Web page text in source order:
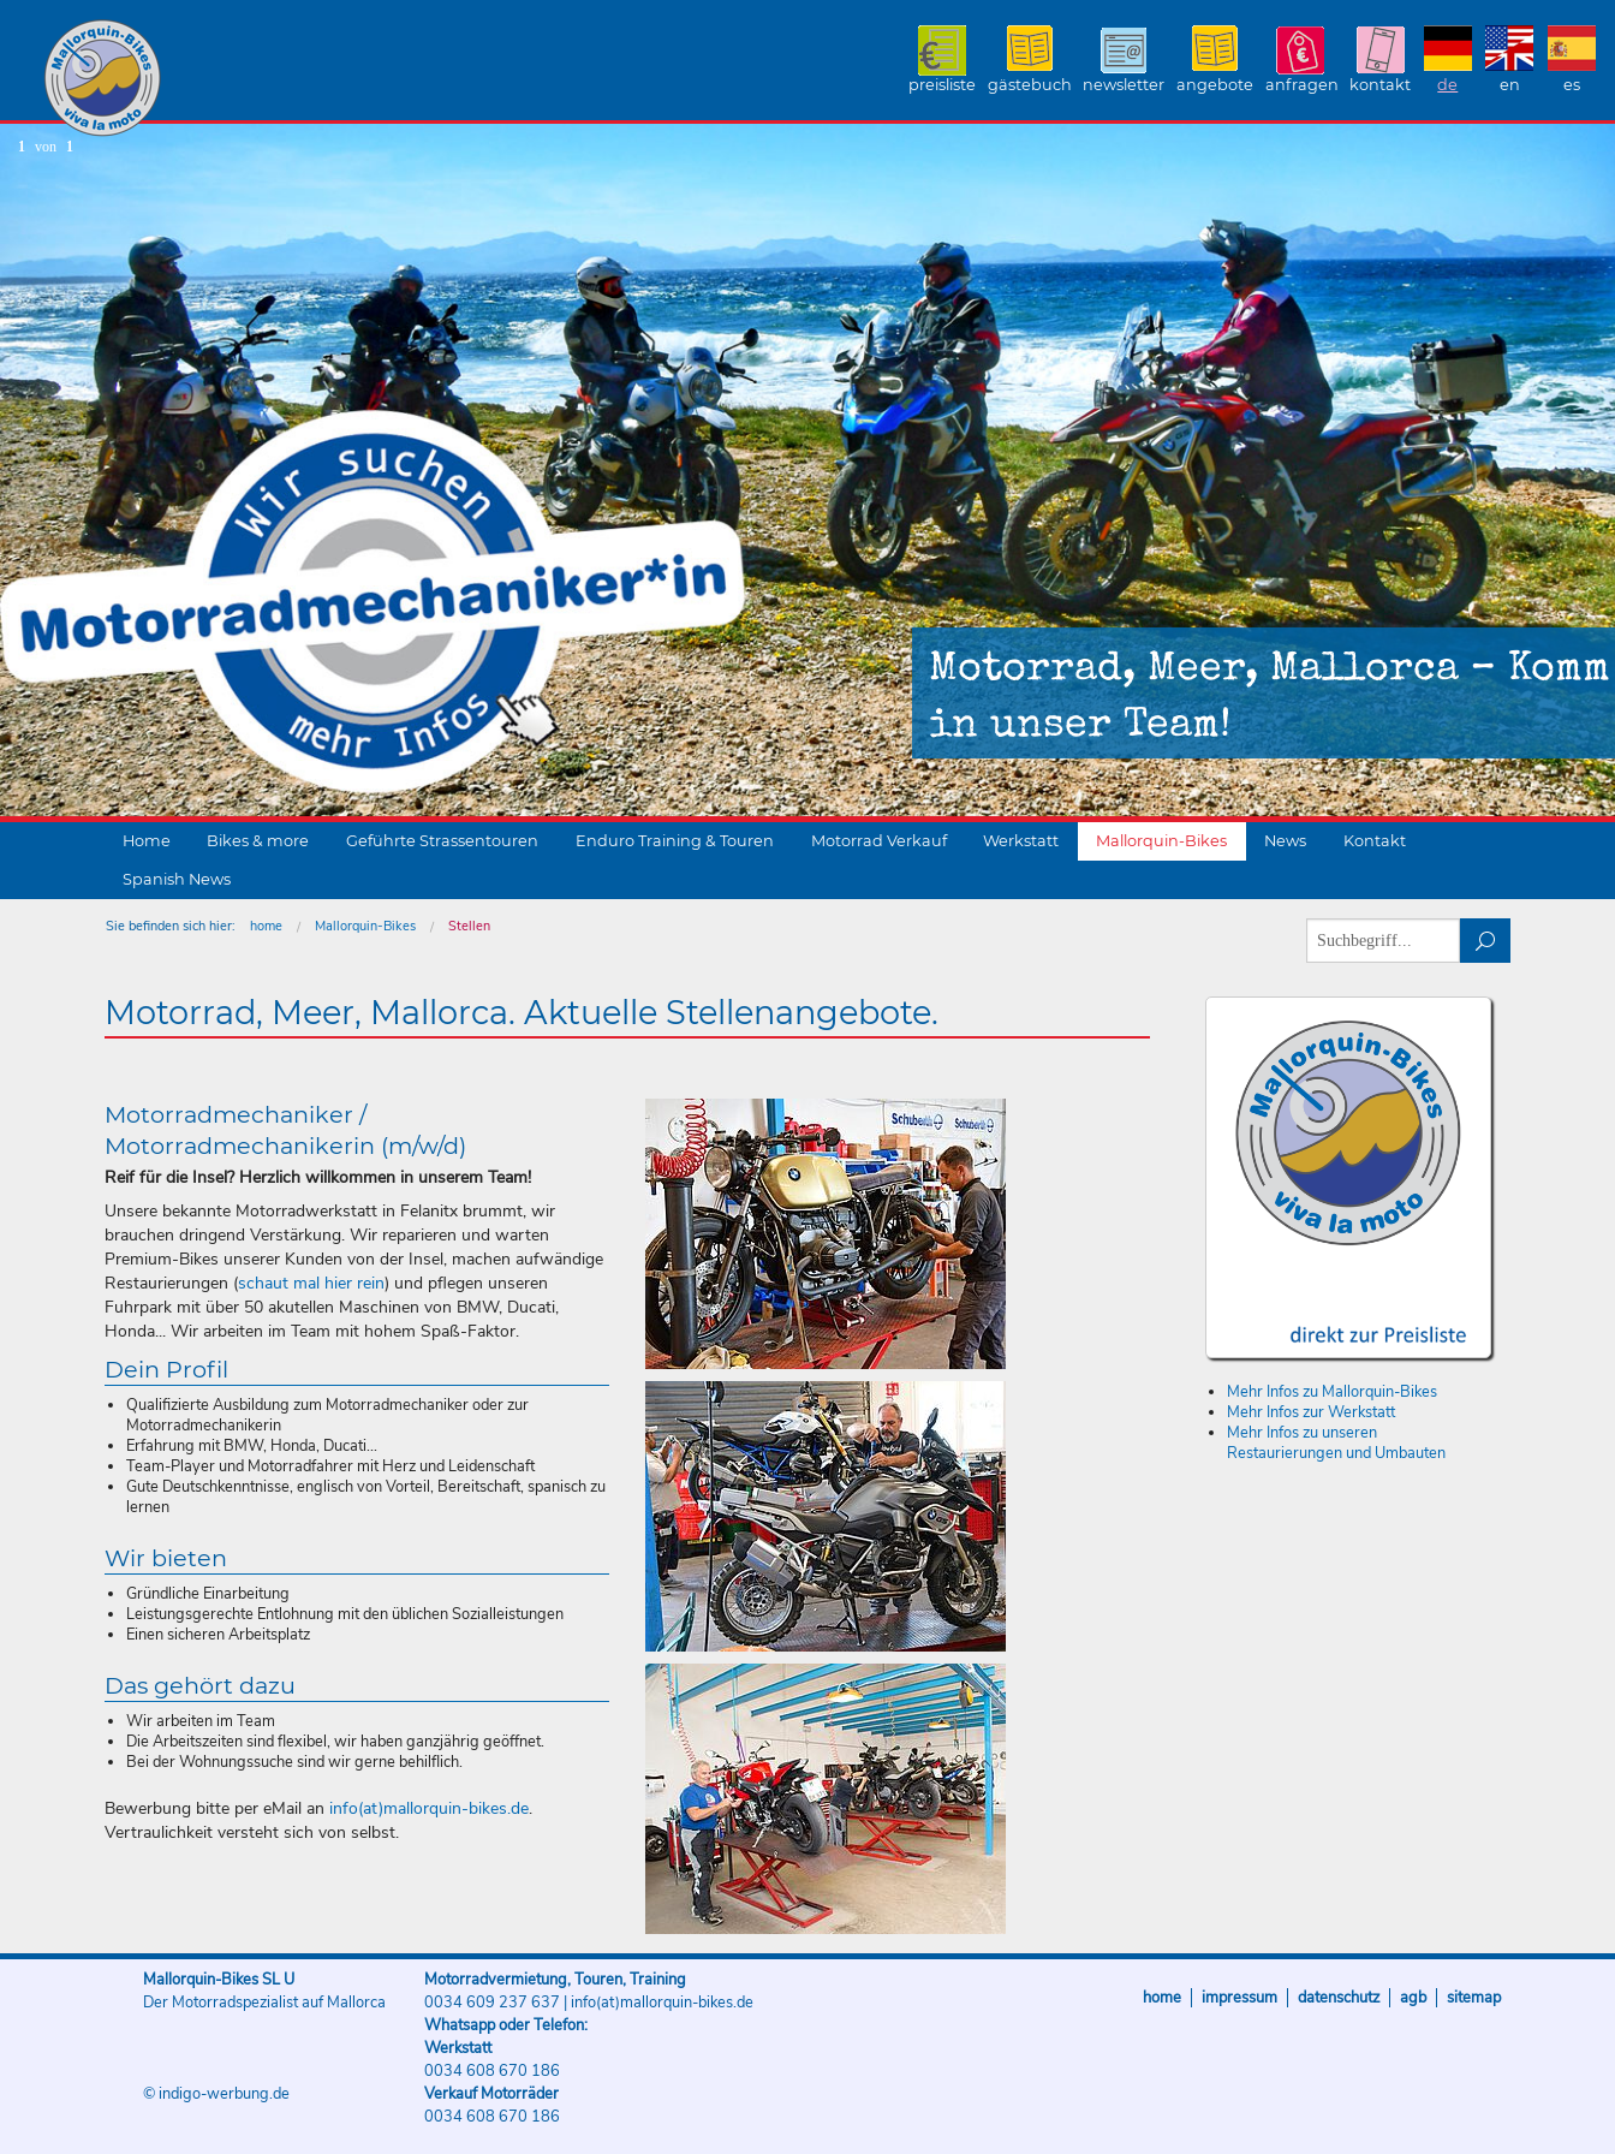
preisliste gästebuch newsletter angebote anfragen kontakt de en es
Motorrad, Meer, Mallorca – Komm
in unser Team!
1 von 1
Home Bikes & more Geführte Strassentouren Enduro Training & Touren Motorrad Verkauf Werkstatt Mallorquin-Bikes News Kontakt
Spanish News
Sie befinden sich hier: home Mallorquin-Bikes
Stellen
Mehr Infos zu Mallorquin-Bikes
Mehr Infos zur Werkstatt
Mehr Infos zu unseren
Restaurierungen und Umbauten
Motorrad, Meer, Mallorca. Aktuelle Stellenangebote.
Motorradmechaniker /
Motorradmechanikerin (m/w/d)
Reif für die Insel? Herzlich willkommen in unserem Team!
Unsere bekannte Motorradwerkstatt in Felanitx brummt, wir
brauchen dringend Verstärkung. Wir reparieren und warten
Premium-Bikes unserer Kunden von der Insel, machen aufwändige
Restaurierungen (schaut mal hier rein) und pflegen unseren
Fuhrpark mit über 50 akutellen Maschinen von BMW, Ducati,
Honda... Wir arbeiten im Team mit hohem Spaß-Faktor.
Dein Profil
Qualifizierte Ausbildung zum Motorradmechaniker oder zur
Motorradmechanikerin
Erfahrung mit BMW, Honda, Ducati...
Team-Player und Motorradfahrer mit Herz und Leidenschaft
Gute Deutschkenntnisse, englisch von Vorteil, Bereitschaft, spanisch zu
lernen
Wir bieten
Gründliche Einarbeitung
Leistungsgerechte Entlohnung mit den üblichen Sozialleistungen
Einen sicheren Arbeitsplatz
Das gehört dazu
Wir arbeiten im Team
Die Arbeitszeiten sind flexibel, wir haben ganzjährig geöffnet.
Bei der Wohnungssuche sind wir gerne behilflich.
Bewerbung bitte per eMail an info(at)mallorquin-bikes.de.
Vertraulichkeit versteht sich von selbst.
Mallorquin-Bikes SL U
Der Motorradspezialist auf Mallorca
© indigo-werbung.de
Motorradvermietung, Touren, Training
0034 609 237 637 |info(at)mallorquin-bikes.de
Whatsapp oder Telefon:
Werkstatt
0034 608 670 186
Verkauf Motorräder
0034 608 670 186
home impressum datenschutz agb sitemap